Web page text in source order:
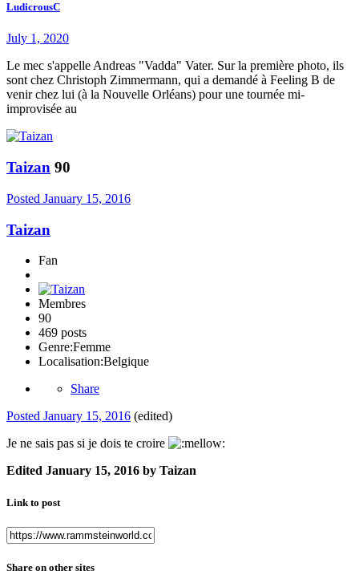
LudicrousC
July 1, 2020
Le mec s'appelle Andreas "Vadda" Vater. Sur la première photo, ils
sont chez Christoph Zimmermann, qui a demandé à Feeling B de
venir chez lui (à la Nouvelle Orléans) pour une tournée mi-
improvisée au
Taizan 90
Posted January 15, 2016
Taizan
Fan
Membres
90
469 posts
Genre:Femme
Localisation:Belgique
Share
Posted January 15, 2016 (edited)
Je ne sais pas si je dois te croire
Edited January 15, 2016 by Taizan
Link to post
Share on other sites